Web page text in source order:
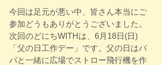
今回は足元が悪い中、皆さん本当にご
参加どうもありがとうございました。
次回のどにちWITHは、6月18日(日)
「父の日工作デー」です。父の日はパ
パと一緒に広場でストロー飛行機を作